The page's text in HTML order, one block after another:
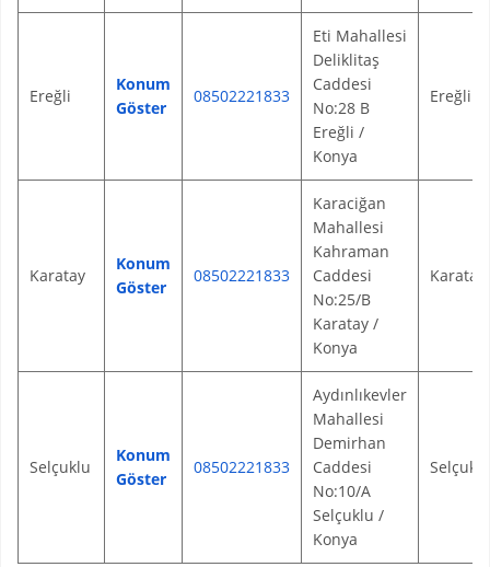
Ereğli
Konum
Göster
08502221833
Eti Mahallesi
Deliklitaş
Caddesi
No:28 B
Ereğli /
Konya
Ereğli
Karatay
Konum
Göster
08502221833
Karaciğan
Mahallesi
Kahraman
Caddesi
No:25/B
Karatay /
Konya
Karatay
Selçuklu
Konum
Göster
08502221833
Aydınlıkevler
Mahallesi
Demirhan
Caddesi
No:10/A
Selçuklu /
Konya
Selçuklu